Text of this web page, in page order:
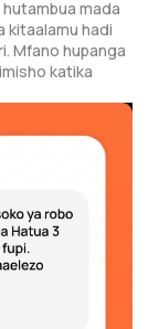
hutambua mada
kitaalamu hadi
Mfano hupanga
katika